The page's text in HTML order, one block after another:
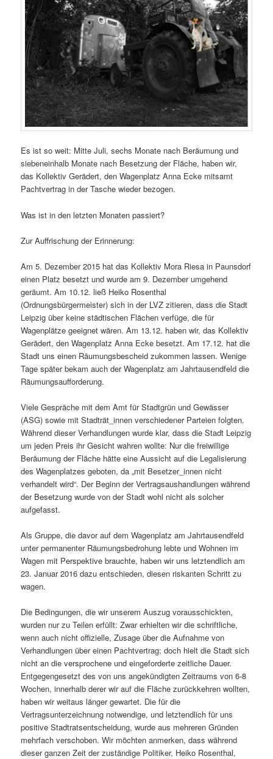
Es ist so weit: Mitte Juli, sechs Monate nach Beräumung und
siebeneinhalb Monate nach Besetzung der Fläche, haben wir,
das Kollektiv Gerädert, den Wagenplatz Anna Ecke mitsamt
Pachtvertrag in der Tasche wieder bezogen.
Was ist in den letzten Monaten passiert?
Zur Auffrischung der Erinnerung:
Am 5. Dezember 2015 hat das Kollektiv Mora Riesa in Paunsdorf
einen Platz besetzt und wurde am 9. Dezember umgehend
geräumt. Am 10.12. ließ Heiko Rosenthal
(Ordnungsbürgermeister) sich in der LVZ zitieren, dass die Stadt
Leipzig über keine städtischen Flächen verfüge, die für
Wagenplätze geeignet wären. Am 13.12. haben wir, das Kollektiv
Gerädert, den Wagenplatz Anna Ecke besetzt. Am 17.12. hat die
Stadt uns einen Räumungsbescheid zukommen lassen. Wenige
Tage später bekam auch der Wagenplatz am Jahrtausendfeld die
Räumungsaufforderung.
Viele Gespräche mit dem Amt für Stadtgrün und Gewässer
(ASG) sowie mit Stadträt_innen verschiedener Parteien folgten.
Während dieser Verhandlungen wurde klar, dass die Stadt Leipzig
um jeden Preis ihr Gesicht wahren wollte: Nur die freiwillige
Beräumung der Fläche hätte eine Aussicht auf die Legalisierung
des Wagenplatzes geboten, da „mit Besetzer_innen nicht
verhandelt wird“. Der Beginn der Vertragsaushandlungen während
der Besetzung wurde von der Stadt wohl nicht als solcher
aufgefasst.
Als Gruppe, die davor auf dem Wagenplatz am Jahrtausendfeld
unter permanenter Räumungsbedrohung lebte und Wohnen im
Wagen mit Perspektive brauchte, haben wir uns letztendlich am
23. Januar 2016 dazu entschieden, diesen riskanten Schritt zu
wagen.
Die Bedingungen, die wir unserem Auszug vorausschickten,
wurden nur zu Teilen erfüllt: Zwar erhielten wir die schriftliche,
wenn auch nicht offizielle, Zusage über die Aufnahme von
Verhandlungen über einen Pachtvertrag; doch hielt die Stadt sich
nicht an die versprochene und eingeforderte zeitliche Dauer.
Entgegengesetzt des von uns angekündigten Zeitraums von 6-8
Wochen, innerhalb derer wir auf die Fläche zurückkehren wollten,
haben wir weitaus länger gewartet. Die für die
Vertragsunterzeichnung notwendige, und letztendlich für uns
positive Stadtratsentscheidung, wurde aus mehreren Gründen
mehrfach verschoben. Wir möchten anmerken, dass während
dieser ganzen Zeit der zuständige Politiker, Heiko Rosenthal,